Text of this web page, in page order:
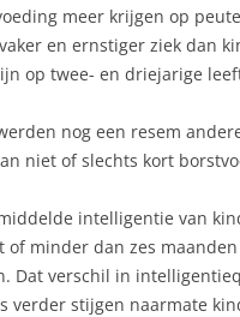
meer krijgen op
en ernstiger ziek dan
op twee- en driejarige
nog een resem
niet of slechts kort
intelligentie van
of minder dan zes
Dat verschil in
verder stijgen naarmate